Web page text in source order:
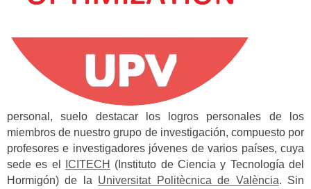
personal, suelo destacar los logros personales de los
miembros de nuestro grupo de investigación, compuesto por
profesores e investigadores jóvenes de varios países, cuya
sede es el
ICITECH (Instituto de Ciencia y Tecnología del
Hormigón) de la Universitat Politècnica de València. Sin